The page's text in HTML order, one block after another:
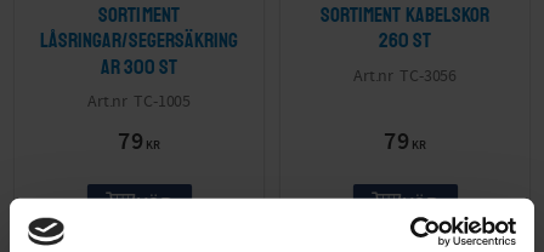
Sortiment
Låsringar/Segersäkring
ar 300 st
TC-1005
79 KR
KÖP
Sortiment Kabelskor
260 st
TC-3056
79 KR
KÖP